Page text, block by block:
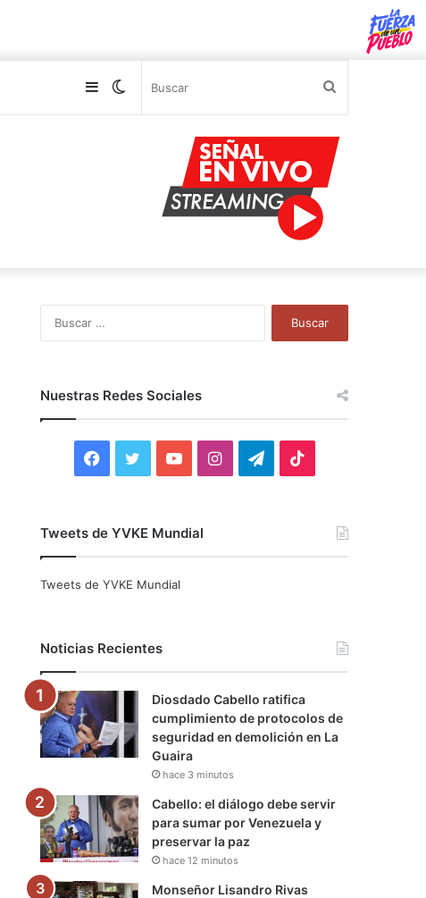
Switch
Sidebar
Nuestras Redes Sociales
F
c
o
k
i
r
Y
u
e
I
r
a
m
T
a
m
Tweets de YVKE Mundial
Tweets de YVKE Mundial
Noticias Recientes
Diosdado Cabello ratifica
cumplimiento de protocolos de
seguridad en demolición en La
Guaira
hace 3 minutos
Cabello: el diálogo debe servir
para sumar por Venezuela y
preservar la paz
hace 12 minutos
Monseñor Lisandro Rivas